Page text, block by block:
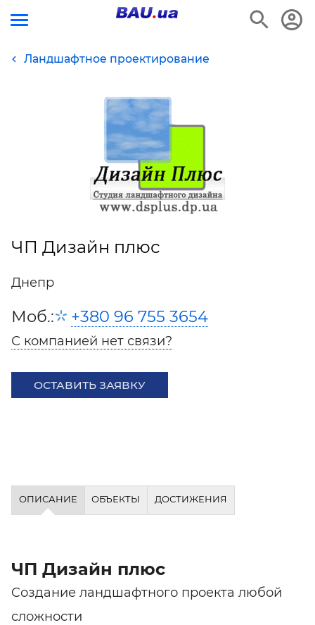
Ландшафтное проектирование
ЧП Дизайн плюс
Днепр
Моб.: +380 96 755 3654
С компанией нет связи?
ОСТАВИТЬ ЗАЯВКУ
ОПИСАНИЕ ОБЪЕКТЫ ДОСТИЖЕНИЯ
ЧП Дизайн плюс
Cоздание ландшафтного проекта любой
сложности